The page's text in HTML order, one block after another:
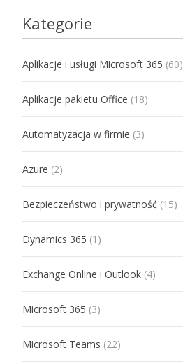
Kategorie
Aplikacje i usługi Microsoft 365 (60)
Aplikacje pakietu Office (18)
Automatyzacja w firmie (3)
Azure (2)
Bezpieczeństwo i prywatność (15)
Dynamics 365 (1)
Exchange Online i Outlook (4)
Microsoft 365 (3)
Microsoft Teams (22)